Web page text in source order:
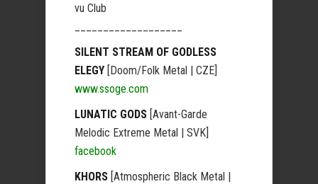
vu Club
SILENT STREAM OF GODLESS
ELEGY [Doom/Folk Metal | CZE]
www.ssoge.com
LUNATIC GODS [Avant-Garde
Melodic Extreme Metal | SVK]
facebook
KHORS [Atmospheric Black Metal |